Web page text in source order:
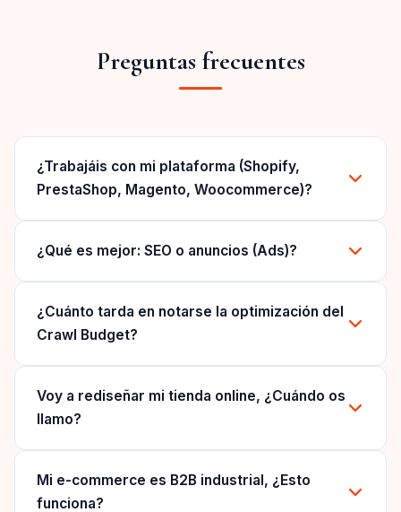
Preguntas frecuentes
¿Trabajáis con mi plataforma (Shopify,
PrestaShop, Magento, Woocommerce)?
¿Qué es mejor: SEO o anuncios (Ads)?
¿Cuánto tarda en notarse la optimización del
Crawl Budget?
Voy a rediseñar mi tienda online, ¿Cuándo os
llamo?
Mi e-commerce es B2B industrial, ¿Esto
funciona?